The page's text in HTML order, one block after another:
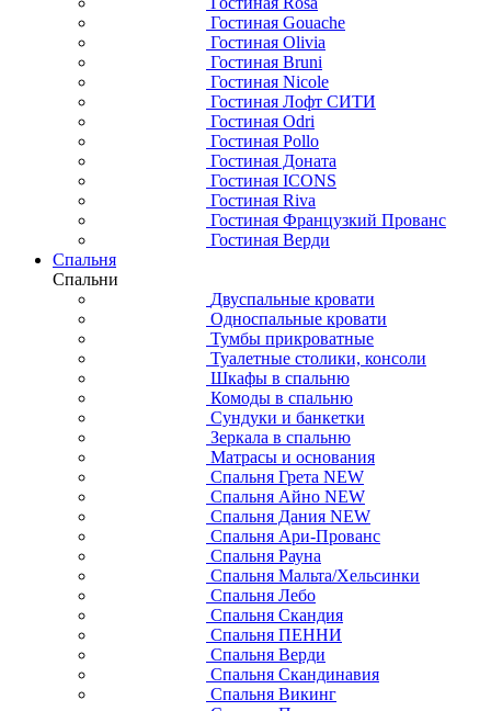
Гостиная Gouache
Гостиная Olivia
Гостиная Bruni
Гостиная Nicole
Гостиная Лофт СИТИ
Гостиная Odri
Гостиная Pollo
Гостиная Доната
Гостиная ICONS
Гостиная Riva
Гостиная Французкий Прованс
Гостиная Верди
Спальня
Спальни
Двуспальные кровати
Односпальные кровати
Тумбы прикроватные
Туалетные столики, консоли
Шкафы в спальню
Комоды в спальню
Сундуки и банкетки
Зеркала в спальню
Матрасы и основания
Спальня Грета NEW
Спальня Айно NEW
Спальня Дания NEW
Спальня Ари-Прованс
Спальня Рауна
Спальня Мальта/Хельсинки
Спальня Лебо
Спальня Скандия
Спальня ПЕННИ
Спальня Верди
Спальня Скандинавия
Спальня Викинг